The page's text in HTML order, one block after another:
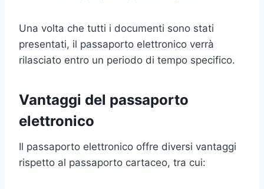
Una volta che tutti i documenti sono stati
presentati, il passaporto elettronico verrà
rilasciato entro un periodo di tempo specifico.
Vantaggi del passaporto
elettronico
Il passaporto elettronico offre diversi vantaggi
rispetto al passaporto cartaceo, tra cui: